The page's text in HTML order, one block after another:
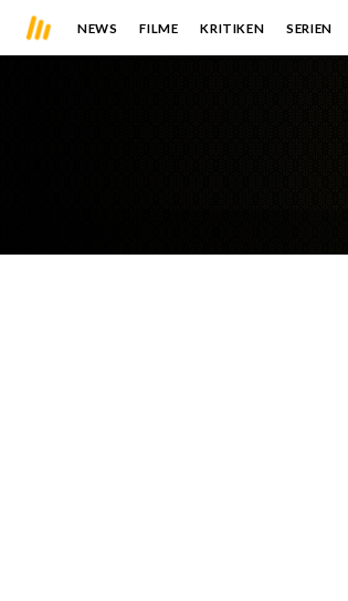
NEWS FILME KRITIKEN SERIEN